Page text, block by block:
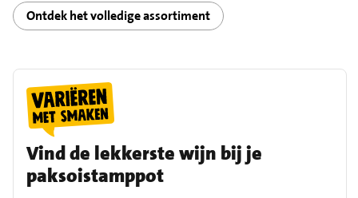
Ontdek het volledige assortiment
Vind de lekkerste wijn bij je
paksoistamppot